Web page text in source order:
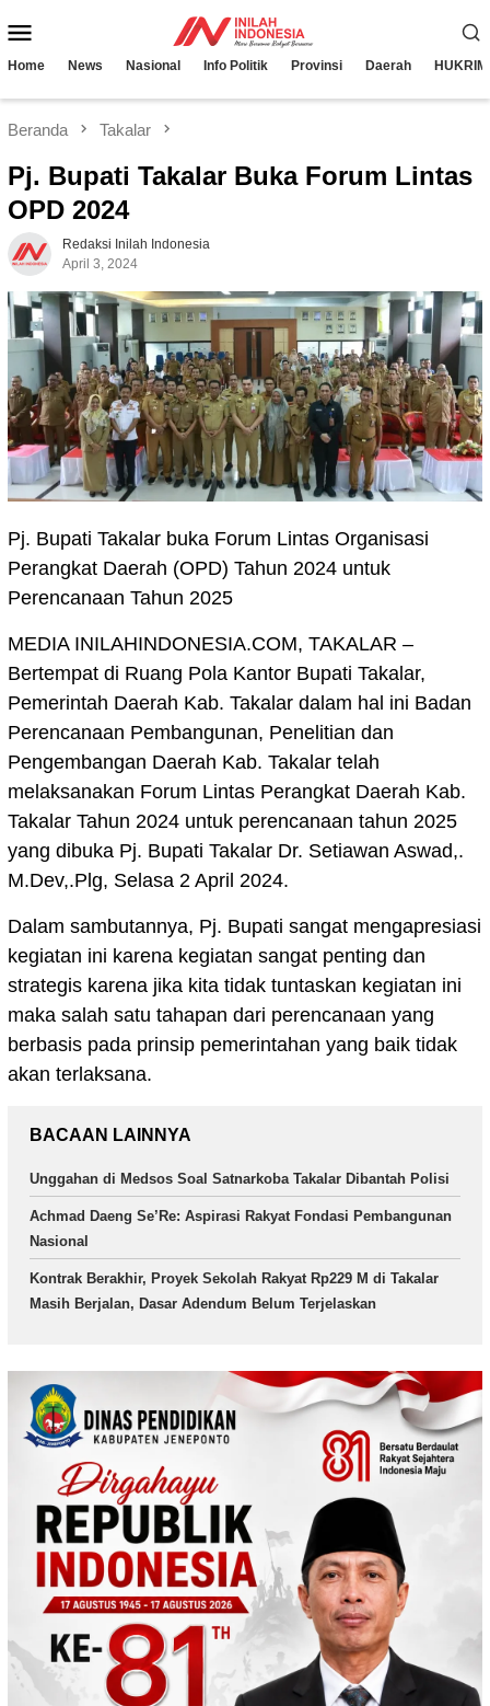
ke
Mobile
Home News Nasional Info Politik Provinsi Daerah HUKRIM
Beranda Takalar
Pj. Bupati Takalar Buka Forum Lintas
OPD 2024
Redaksi Inilah Indonesia
April 3, 2024
Pj. Bupati Takalar buka Forum Lintas Organisasi
Perangkat Daerah (OPD) Tahun 2024 untuk
Perencanaan Tahun 2025
MEDIA INILAHINDONESIA.COM, TAKALAR –
Bertempat di Ruang Pola Kantor Bupati Takalar,
Pemerintah Daerah Kab. Takalar dalam hal ini Badan
Perencanaan Pembangunan, Penelitian dan
Pengembangan Daerah Kab. Takalar telah
melaksanakan Forum Lintas Perangkat Daerah Kab.
Takalar Tahun 2024 untuk perencanaan tahun 2025
yang dibuka Pj. Bupati Takalar Dr. Setiawan Aswad,.
M.Dev,.Plg, Selasa 2 April 2024.
Dalam sambutannya, Pj. Bupati sangat mengapresiasi
kegiatan ini karena kegiatan sangat penting dan
strategis karena jika kita tidak tuntaskan kegiatan ini
maka salah satu tahapan dari perencanaan yang
berbasis pada prinsip pemerintahan yang baik tidak
akan terlaksana.
BACAAN LAINNYA
Unggahan di Medsos Soal Satnarkoba Takalar Dibantah Polisi
Achmad Daeng Se’Re: Aspirasi Rakyat Fondasi Pembangunan
Nasional
Kontrak Berakhir, Proyek Sekolah Rakyat Rp229 M di Takalar
Masih Berjalan, Dasar Adendum Belum Terjelaskan